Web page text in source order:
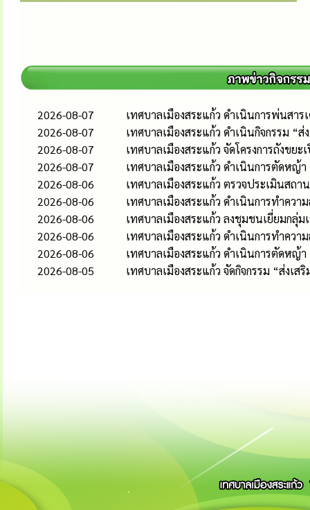
2026-08-07
เทศบาลเมืองสระแก้ว ดำเนินการพ่นสา
2026-08-07
เทศบาลเมืองสระแก้ว ดำเนินกิจกรรม “
2026-08-07
เทศบาลเมืองสระแก้ว จัดโครงการถังขยะ
2026-08-07
เทศบาลเมืองสระแก้ว ดำเนินการตัดหญ้า
2026-08-06
เทศบาลเมืองสระแก้ว ตรวจประเมินสถ
2026-08-06
เทศบาลเมืองสระแก้ว ดำเนินการทำควา
2026-08-06
เทศบาลเมืองสระแก้ว ลงชุมชนเยี่ยมกลุ่ม
2026-08-06
เทศบาลเมืองสระแก้ว ดำเนินการทำควา
2026-08-06
เทศบาลเมืองสระแก้ว ดำเนินการตัดหญ้า
2026-08-05
เทศบาลเมืองสระแก้ว จัดกิจกรรม “ส่งเ